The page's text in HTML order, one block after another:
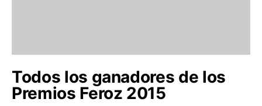
Todos los ganadores de los
Premios Feroz 2015